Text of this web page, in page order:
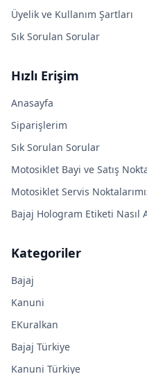
Üyelik ve Kullanım Şartları
Sık Sorulan Sorular
Hızlı Erişim
Anasayfa
Siparişlerim
Sık Sorulan Sorular
Motosiklet Bayi ve Satış
Motosiklet Servis
Bajaj Hologram Etiketi Nasıl
Kategoriler
Bajaj
Kanuni
EKuralkan
Bajaj Türkiye
Kanuni Türkiye